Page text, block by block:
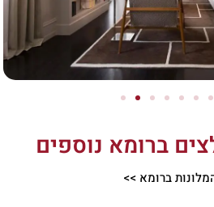
ברומא נוספים
ברומא >>